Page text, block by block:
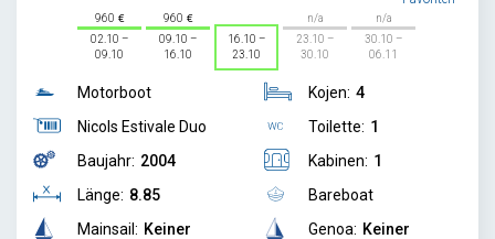
960
02.10 –
09.10
960
09.10 –
16.10
16.10 –
23.10
n/a
23.10 –
30.10
n/a
30.10 –
06.11
Motorboot
Nicols Estivale Duo
Baujahr: 2004
Länge: 8.85
Mainsail: Keiner
Kojen: 4
Toilette: 1
Kabinen: 1
Bareboat
Genoa: Keiner